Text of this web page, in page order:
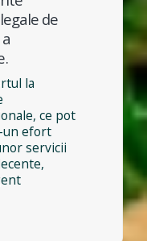
de
la
ce pot
efort
servicii